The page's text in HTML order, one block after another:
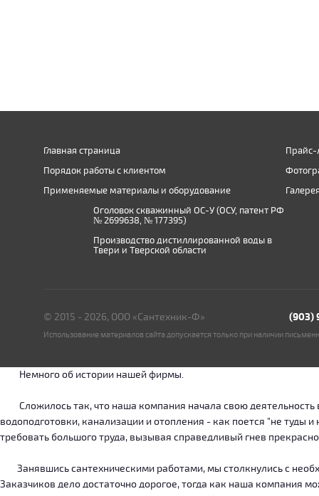
Главная страница
Порядок работы с клиентом
Применяемые материалы и оборудование
Прайс-
Оголовок скважинный ОС-У (ОСУ, патент РФ
№ 2699638, № 177395)
Производство дистиллированной воды в
Твери и Тверской области
© 2015 - 2026, ООО «Сантехник-Ф» (903)
Использование материалов сайта допускается только при наличии
Немного об истории нашей фирмы.
Сложилось так, что наша компания начала свою деятельность
водоподготовки, канализации и отопления - как поется "не
требовать большого труда, вызывая справедливый гнев
Занявшись сантехническими работами, мы столкнулись с
Заказчиков дело достаточно дорогое, тогда как наша компания